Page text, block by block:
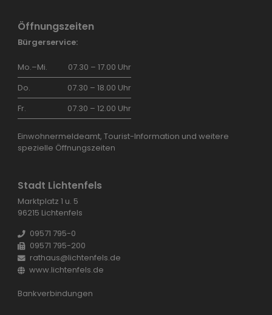
Öffnungszeiten
Bürgerservice:
Mo.–Mi.
07.30 – 17.00 Uhr
Do.
07.30 – 18.00 Uhr
Fr.
07.30 – 12.00 Uhr
Einwohnermeldeamt, Tourist-Information und weitere
spezielle Öffnungszeiten
Stadt Lichtenfels
Marktplatz 1 u. 5
96215 Lichtenfels
09571 795-0
09571 795-200
rathaus@lichtenfels.de
www.lichtenfels.de
Bankverbindungen